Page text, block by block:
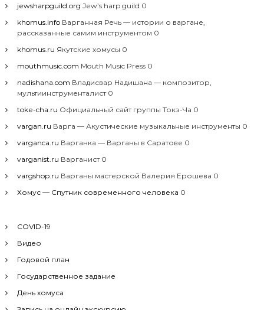
jewsharpguild.org Jew’s harp guild 0
khomus.infoВарганная Речь — истории о варгане,
рассказанные самим инструментом 0
khomus.ru Якутские хомусы 0
mouthmusic.com Mouth Music Press 0
nadishana.com Владисвар Надишана — композитор,
мультиинструменталист 0
toke-cha.ru Официальный сайт группы Токэ-Ча 0
vargan.ru Варга — Акустические музыкальные инструменты 0
varganca.ru Варганка — Варганы в Саратове 0
varganist.ru Варганист 0
vargshop.ru Варганы мастерской Валерия Ерошева 0
Хомус — Спутник современного человека 0
COVID-19
Видео
Годовой план
Государственное задание
День хомуса